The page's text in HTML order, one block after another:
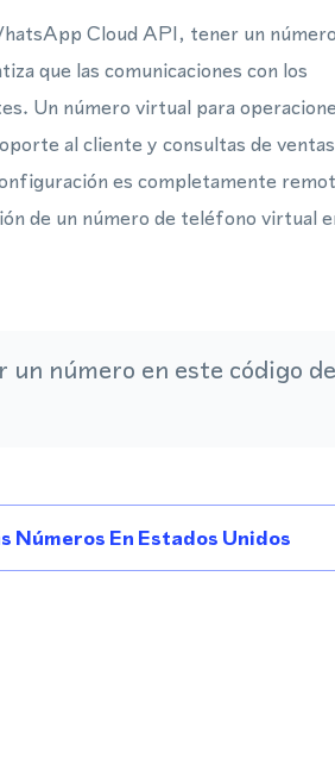
Cloud API, tener un
que las comunicaciones con los
Un número virtual para
al cliente y consultas de ventas
es completamente
de un número de teléfono virtual
número en este código de
Números En Estados Unidos